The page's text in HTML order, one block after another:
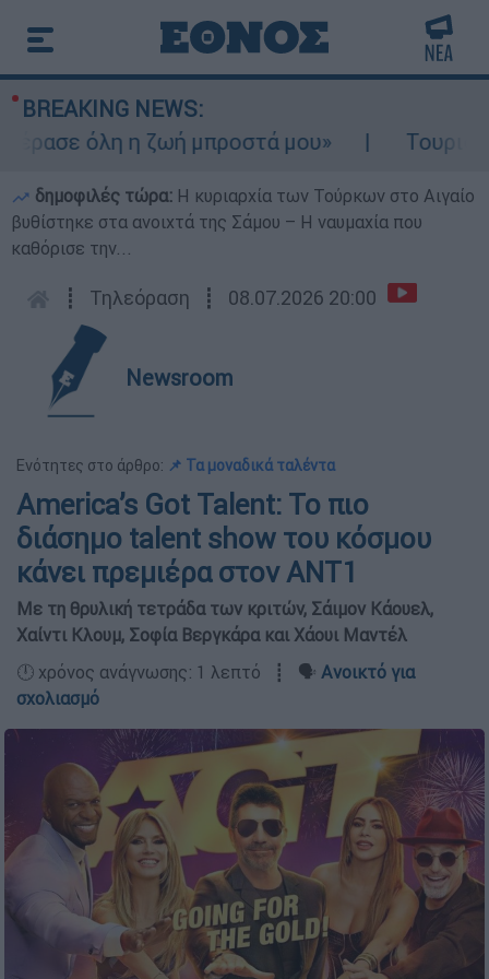
BREAKING NEWS:
όλη η ζωή μπροστά μου»
δημοφιλές τώρα: Η κυριαρχία των Τούρκων στο Αιγαίο
βυθίστηκε στα ανοιχτά της Σάμου – Η ναυμαχία που
καθόρισε την...
┋ Τηλεόραση ┋ 08.07.2026 20:00
Newsroom
Ενότητες στο άρθρο: 📌 Τα μοναδικά ταλέντα
America’s Got Talent: Το πιο
διάσημο talent show του κόσμου
κάνει πρεμιέρα στον ΑΝΤ1
Με τη θρυλική τετράδα των κριτών, Σάιμον Κάουελ,
Χαίντι Κλουμ, Σοφία Βεργκάρα και Χάουι Μαντέλ
🕛 χρόνος ανάγνωσης: 1 λεπτό ┋ 🗣️ Ανοικτό για
σχολιασμό